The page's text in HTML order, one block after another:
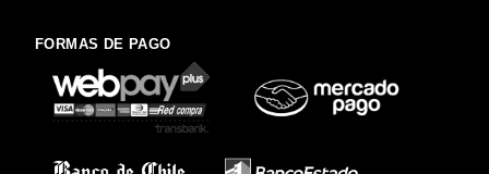
FORMAS DE PAGO